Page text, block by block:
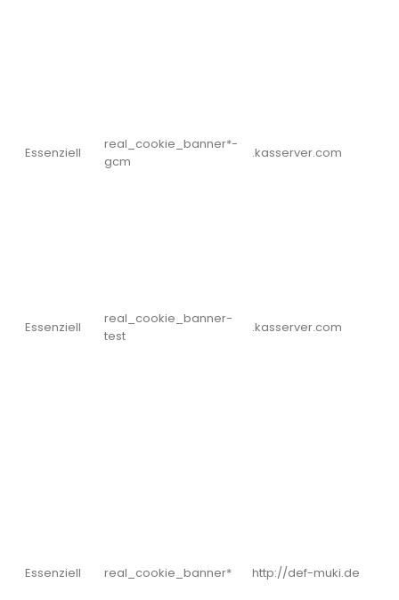
Essenziell
real_cookie_banner*-
gcm
.kasserver.com
Essenziell
real_cookie_banner-
test
.kasserver.com
Essenziell real_cookie_banner* http://def-muki.de